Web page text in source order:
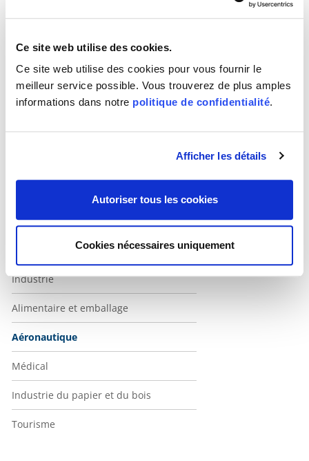
Ce site web utilise des cookies.
Ce site web utilise des cookies pour vous fournir le
meilleur service possible. Vous trouverez de plus amples
informations dans notre politique de confidentialité.
Afficher les détails
Autoriser tous les cookies
Cookies nécessaires uniquement
Unternavigaton Weiss
Automobile
Rail et transports publics
Construction
Formation
Système de santé et sécurité sociale
Industrie
Alimentaire et emballage
Aéronautique
Médical
Industrie du papier et du bois
Tourisme